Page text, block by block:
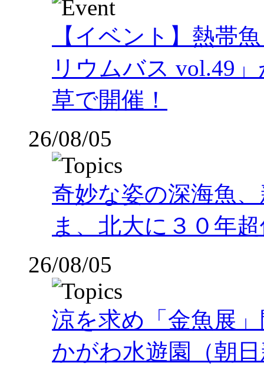
【イベント】熱帯
リウムバス vol.49
草で開催！
26/08/05
奇妙な姿の深海魚
ま、北大に３０年
26/08/05
涼を求め「金魚展
かがわ水遊園（朝